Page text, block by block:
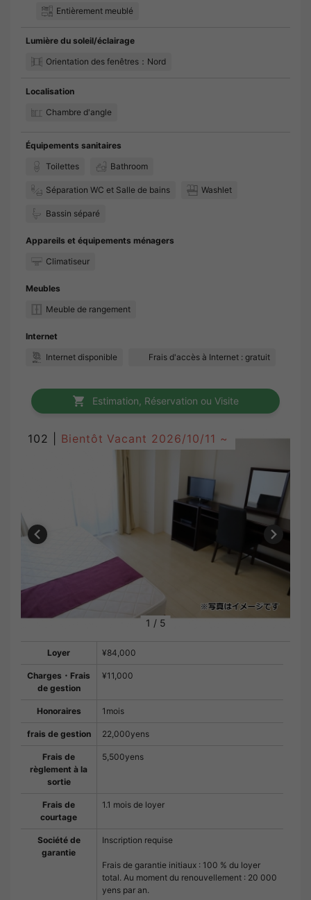
Entièrement meublé
Lumière du soleil/éclairage
Orientation des fenêtres：Nord
Localisation
Chambre d'angle
Équipements sanitaires
Toilettes
Bathroom
Séparation WC et Salle de bains Washlet
Bassin séparé
Appareils et équipements ménagers
Climatiseur
Meubles
Meuble de rangement
Internet
Internet disponible
Frais d'accès à Internet : gratuit
Estimation, Réservation ou Visite
102 | Bientôt Vacant 2026/10/11 ~
1 / 5
Loyer ¥84,000
Charges・Frais
de gestion
¥11,000
Honoraires 1mois
frais de gestion 22,000yens
Frais de
règlement à la
sortie
5,500yens
Frais de
courtage
1.1 mois de loyer
Société de
garantie
Inscription requise
Frais de garantie initiaux : 100 % du loyer
total. Au moment du renouvellement : 20 000
yens par an.